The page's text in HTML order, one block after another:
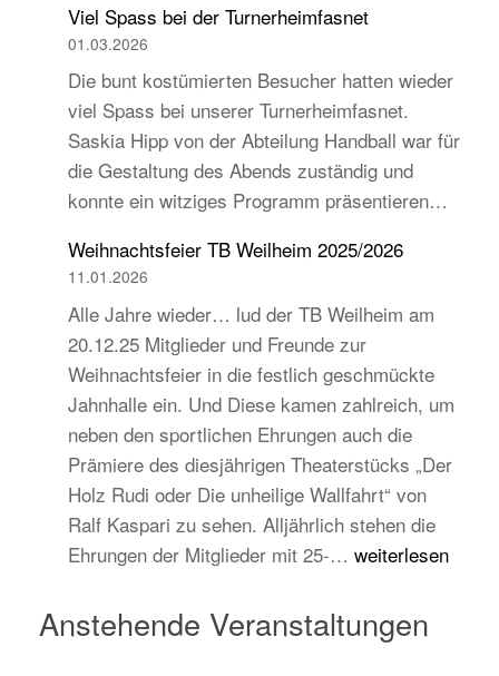
2026
–
Beständig
und
traditionell,
aber
auch
jugend-
und
Viel Spass bei der Turnerheimfasnet
01.03.2026
Die bunt kostümierten Besucher hatten wieder
viel Spass bei unserer Turnerheimfasnet.
Saskia Hipp von der Abteilung Handball war für
die Gestaltung des Abends zuständig und
konnte ein witziges Programm präsentieren…
Weihnachtsfeier TB Weilheim 2025/2026
11.01.2026
Alle Jahre wieder… lud der TB Weilheim am
20.12.25 Mitglieder und Freunde zur
Weihnachtsfeier in die festlich geschmückte
Jahnhalle ein. Und Diese kamen zahlreich, um
neben den sportlichen Ehrungen auch die
Prämiere des diesjährigen Theaterstücks „Der
Holz Rudi oder Die unheilige Wallfahrt“ von
Ralf Kaspari zu sehen. Alljährlich stehen die
Ehrungen der Mitglieder mit 25-… Weihnachtsfeier
2025/2026
weiterlesen
Anstehende Veranstaltungen